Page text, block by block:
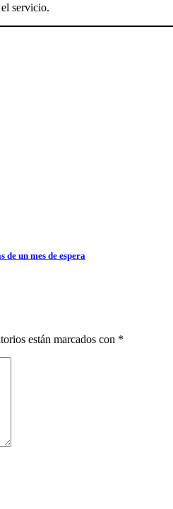
servicio.
un mes de espera
están marcados con *